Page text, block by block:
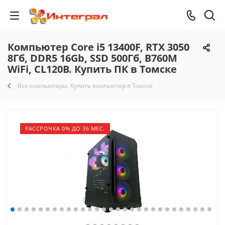
Компьютер Core i5 13400F, RTX 3050
8Гб, DDR5 16Gb, SSD 500Гб, B760M
WiFi, CL120B. Купить ПК в Томске
Все компьютеры. Купить компьютер в Томске
РАССРОЧКА 0% ДО 36 МЕС.